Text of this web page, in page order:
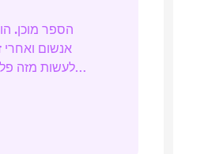
הספר מוכן.
אנשום ואחרי
לעשות מזה